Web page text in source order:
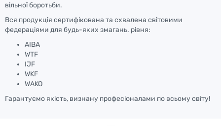
вільної боротьби.
Вся продукція сертифікована та схвалена світовими
федераціями для будь-яких змагань. рівня:
AIBA
WTF
IJF
WKF
WAKO
Гарантуємо якість, визнану професіоналами по всьому світу!